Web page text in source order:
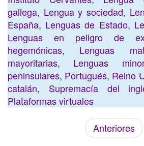
gallega, Lengua y sociedad,
España, Lenguas de Estado,
Lenguas en peligro de
hegemónicas, Lenguas
mayoritarias, Lenguas
peninsulares, Portugués, Reino
catalán, Supremacía del
Plataformas virtuales
Anteriores